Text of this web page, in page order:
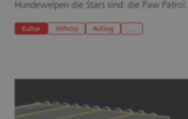
Hundewelpen die Stars sind: die Paw Patrol.
Kultur #liftclip Aufzug